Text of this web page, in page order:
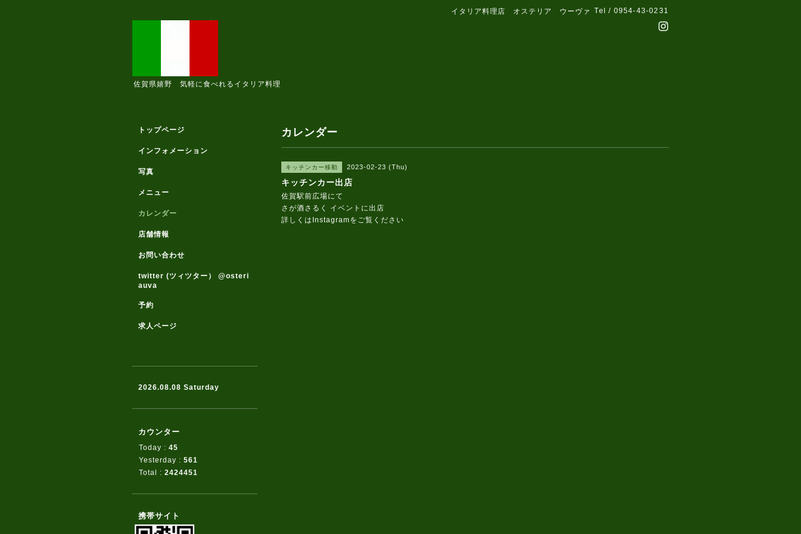
イタリア料理店 オステリア ウーヴァ Tel / 0954-43-0231
佐賀県嬉野 気軽に食べれるイタリア料理
カレンダー
キッチンカー移動 2023-02-23 (Thu)
キッチンカー出店
佐賀駅前広場にて
さが酒さるく イベントに出店
詳しくはInstagramをご覧ください
トップページ
インフォメーション
写真
メニュー
カレンダー
店舗情報
お問い合わせ
twitter (ツィツター） @osteri
auva
予約
求人ページ
2026.08.08 Saturday
カウンター
Today : 45
Yesterday : 561
Total : 2424451
携帯サイト